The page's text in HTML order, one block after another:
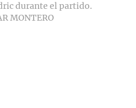
durante el partido.
MONTERO